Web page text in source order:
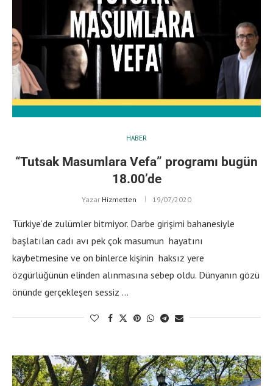
HABER
“Tutsak Masumlara Vefa” programı bugün
18.00’de
Yazar Hizmetten 19/07/2020
Türkiye’de zulümler bitmiyor. Darbe girişimi bahanesiyle
başlatılan cadı avı pek çok masumun hayatını
kaybetmesine ve on binlerce kişinin haksız yere
özgürlüğünün elinden alınmasına sebep oldu. Dünyanın gözü
önünde gerçekleşen sessiz …